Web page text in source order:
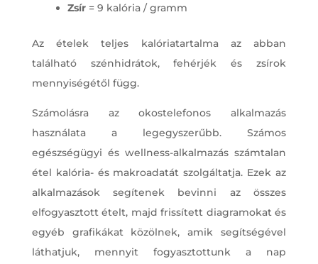
Zsír= 9 kalória / gramm
Az ételek teljes kalóriatartalma az abban
található szénhidrátok, fehérjék és zsírok
mennyiségétől függ.
Számolásra az okostelefonos alkalmazás
használata a legegyszerűbb. Számos
egészségügyi és wellness-alkalmazás számtalan
étel kalória- és makroadatát szolgáltatja. Ezek az
alkalmazások segítenek bevinni az összes
elfogyasztott ételt, majd frissített diagramokat és
egyéb grafikákat közölnek, amik segítségével
láthatjuk, mennyit fogyasztottunk a nap